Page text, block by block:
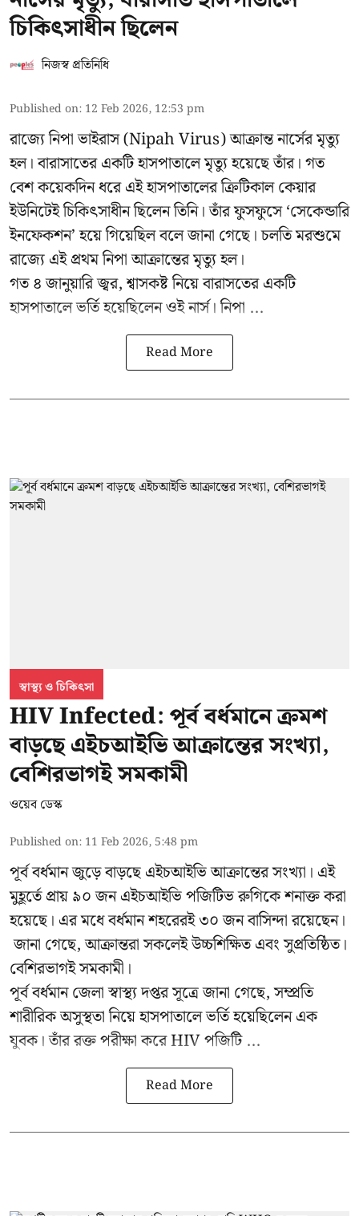
চিকিৎসাধীন ছিলেন
নিজস্ব প্রতিনিধি
Published on: 12 Feb 2026, 12:53 pm
রাজ্যে নিপা ভাইরাস (Nipah Virus) আক্রান্ত নার্সের মৃত্যু
হল। বারাসাতের একটি হাসপাতালে মৃত্যু হয়েছে তাঁর। গত
বেশ কয়েকদিন ধরে এই হাসপাতালের ক্রিটিকাল কেয়ার
ইউনিটেই চিকিৎসাধীন ছিলেন তিনি। তাঁর ফুসফুসে ‘সেকেন্ডারি
ইনফেকশন’ হয়ে গিয়েছিল বলে জানা গেছে। চলতি মরশুমে
রাজ্যে এই প্রথম নিপা আক্রান্তের মৃত্যু হল।
গত ৪ জানুয়ারি জ্বর, শ্বাসকষ্ট নিয়ে বারাসতের একটি
হাসপাতালে ভর্তি হয়েছিলেন ওই নার্স। নিপা ...
Read More
স্বাস্থ্য ও চিকিৎসা
HIV Infected: পূর্ব বর্ধমানে ক্রমশ
বাড়ছে এইচআইভি আক্রান্তের সংখ্যা,
বেশিরভাগই সমকামী
ওয়েব ডেস্ক
Published on: 11 Feb 2026, 5:48 pm
পূর্ব বর্ধমান জুড়ে বাড়ছে এইচআইভি আক্রান্তের সংখ্যা। এই
মুহূর্তে প্রায় ৯০ জন এইচআইভি পজিটিভ রুগিকে শনাক্ত করা
হয়েছে। এর মধে বর্ধমান শহরেরই ৩০ জন বাসিন্দা রয়েছেন।
জানা গেছে, আক্রান্তরা সকলেই উচ্চশিক্ষিত এবং সুপ্রতিষ্ঠিত।
বেশিরভাগই সমকামী।
পূর্ব বর্ধমান জেলা স্বাস্থ্য দপ্তর সূত্রে জানা গেছে, সম্প্রতি
শারীরিক অসুস্থতা নিয়ে হাসপাতালে ভর্তি হয়েছিলেন এক
যুবক। তাঁর রক্ত পরীক্ষা করে HIV পজিটি ...
Read More